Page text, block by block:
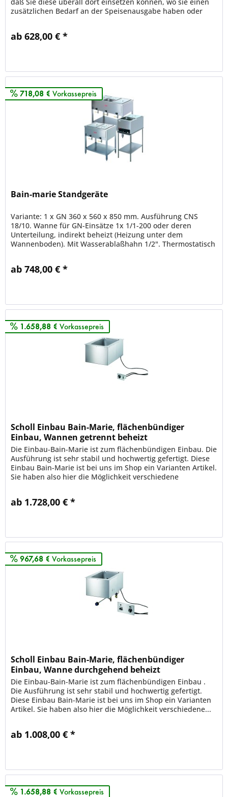
zusätzlichen Bedarf an der Speisenausgabe haben oder
ab 628,00 € *
718,08 € Vorkassepreis
Bain-marie Standgeräte
Variante: 1 x GN 360 x 560 x 850 mm. Ausführung CNS
18/10. Wanne für GN-Einsätze 1x 1/1-200 oder deren
Unterteilung, indirekt beheizt (Heizung unter dem
Wannenboden). Mit Wasserablaßhahn 1/2". Thermostatisch
ab 748,00 € *
1.658,88 € Vorkassepreis
Scholl Einbau Bain-Marie, flächenbündiger
Einbau, Wannen getrennt beheizt
Die Einbau-Bain-Marie ist zum flächenbündigen Einbau. Die
Ausführung ist sehr stabil und hochwertig gefertigt. Diese
Einbau Bain-Marie ist bei uns im Shop ein Varianten Artikel.
Sie haben also hier die Möglichkeit verschiedene
ab 1.728,00 € *
967,68 € Vorkassepreis
Scholl Einbau Bain-Marie, flächenbündiger
Einbau, Wanne durchgehend beheizt
Die Einbau-Bain-Marie ist zum flächenbündigen Einbau .
Die Ausführung ist sehr stabil und hochwertig gefertigt.
Diese Einbau Bain-Marie ist bei uns im Shop ein Varianten
Artikel. Sie haben also hier die Möglichkeit verschiedene...
ab 1.008,00 € *
1.658,88 € Vorkassepreis